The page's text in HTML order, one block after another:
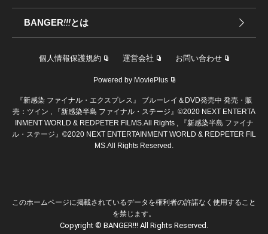
BANGER!!!とは
個人情報保護規約 運営会社 お問い合わせ
Powered by MoviePlus
『新感染 ファイナル・エクスプレス』 ブルーレイ＆DVD発売中 発売・販
売：ツイン , 『新感染半島 ファイナル・ステージ』©2020 NEXT ENTERTA
INMENT WORLD & REDPETER FILMS.All Rights , 『新感染半島 ファイナ
ル・ステージ』©2020 NEXT ENTERTAINMENT WORLD & REDPETER FIL
MS.All Rights Reserved.
このホームページに掲載されているデータを権利者の許諾なく使用すること
を禁じます。
Copyright © BANGER!!! All Rights Reserved.